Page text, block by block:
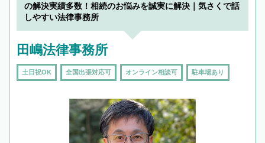
の解決実績多数！相続のお悩みを誠実に解決｜気さくで話
しやすい法律事務所
田嶋法律事務所
土日祝OK 全国出張対応可 オンライン相談可 駐車場あり